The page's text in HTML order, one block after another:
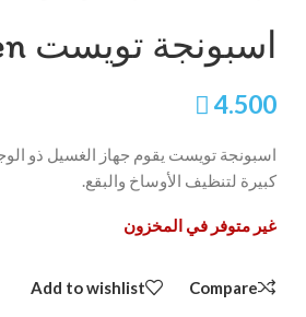
اسبونجة تويست Twist sponge green
 4.500
اسبونجة تويست يقوم جهاز الغسيل ذو
كبيرة لتنظيف الأوساخ والبقع.
غير متوفر في المخزون
Compare
Add to wishlist